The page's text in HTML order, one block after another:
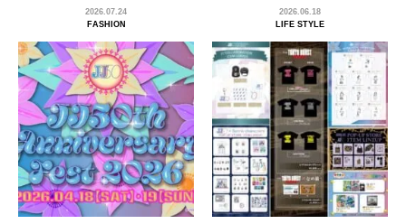
2026.07.24
FASHION
2026.06.18
LIFE STYLE